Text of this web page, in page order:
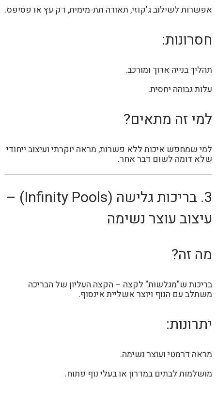
אפשרות לשילוב ג'קוזי, תאורה תת-מימית, דק עץ או פסיפס.
חסרונות:
תהליך בנייה ארוך ומורכב.
עלות גבוהה יחסית.
למי זה מתאים?
למי שמחפש איכות ללא פשרות, מראה יוקרתי ועיצוב ייחודי
שלא דומה לשום דבר אחר.
3. בריכות גלישה (Infinity Pools) –
עיצוב עוצר נשימה
מה זה?
בריכות ש"מגלשות" לקצה – הקצה העליון של הבריכה
משתלב עם הנוף ויוצר אשליית אינסוף.
יתרונות:
מראה דרמטי ועוצר נשימה.
מושלמות לבתים במדרון או בעלי נוף פתוח.